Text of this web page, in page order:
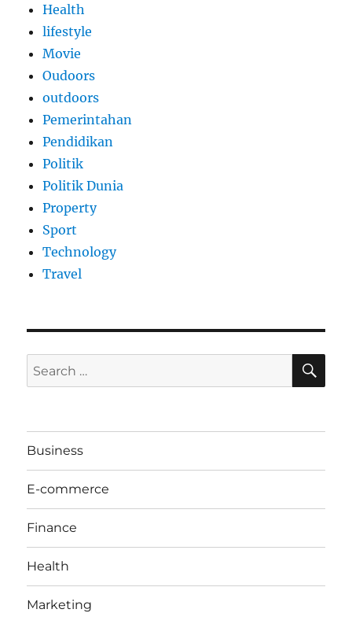
Health
lifestyle
Movie
Oudoors
outdoors
Pemerintahan
Pendidikan
Politik
Politik Dunia
Property
Sport
Technology
Travel
Search
for:
Business
E-commerce
Finance
Health
Marketing